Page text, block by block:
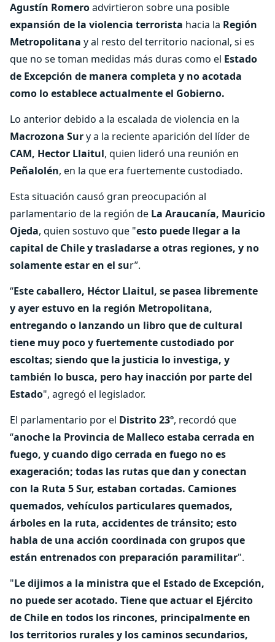
Agustín Romeroadvirtieron sobre una posible
expansión de la violencia terrorista hacia la Región
Metropolitana y al resto del territorio nacional, si es
que no se toman medidas más duras como el Estado
de Excepción de manera completa y no acotada
como lo establece actualmente el Gobierno.
Lo anterior debido a la escalada de violencia en la
Macrozona Sury a la reciente aparición del líder de
CAM, Hector Llaitul, quien lideró una reunión en
Peñalolén, en la que era fuertemente custodiado.
Esta situación causó gran preocupación al
parlamentario de la región de La Araucanía, Mauricio
Ojeda, quien sostuvo que "esto puede llegar a la
capital de Chile y trasladarse a otras regiones, y no
solamente estar en el sur”.
“Este caballero, Héctor Llaitul, se pasea libremente
y ayer estuvo en la región Metropolitana,
entregando o lanzando un libro que de cultural
tiene muy poco y fuertemente custodiado por
escoltas; siendo que la justicia lo investiga, y
también lo busca, pero hay inacción por parte del
Estado", agregó el legislador.
El parlamentario por el Distrito 23º, recordó que
“anoche la Provincia de Malleco estaba cerrada en
fuego, y cuando digo cerrada en fuego no es
exageración; todas las rutas que dan y conectan
con la Ruta 5 Sur, estaban cortadas. Camiones
quemados, vehículos particulares quemados,
árboles en la ruta, accidentes de tránsito; esto
habla de una acción coordinada con grupos que
están entrenados con preparación paramilitar".
"Le dijimos a la ministra que el Estado de Excepción,
no puede ser acotado. Tiene que actuar el Ejército
de Chile en todos los rincones, principalmente en
los territorios rurales y los caminos secundarios,